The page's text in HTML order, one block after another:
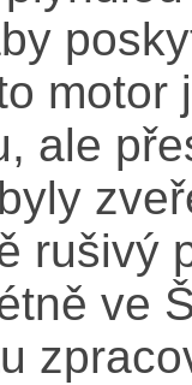
ale
rušivý
ve